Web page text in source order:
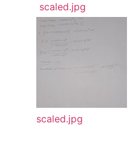
scaled.jpg
scaled.jpg